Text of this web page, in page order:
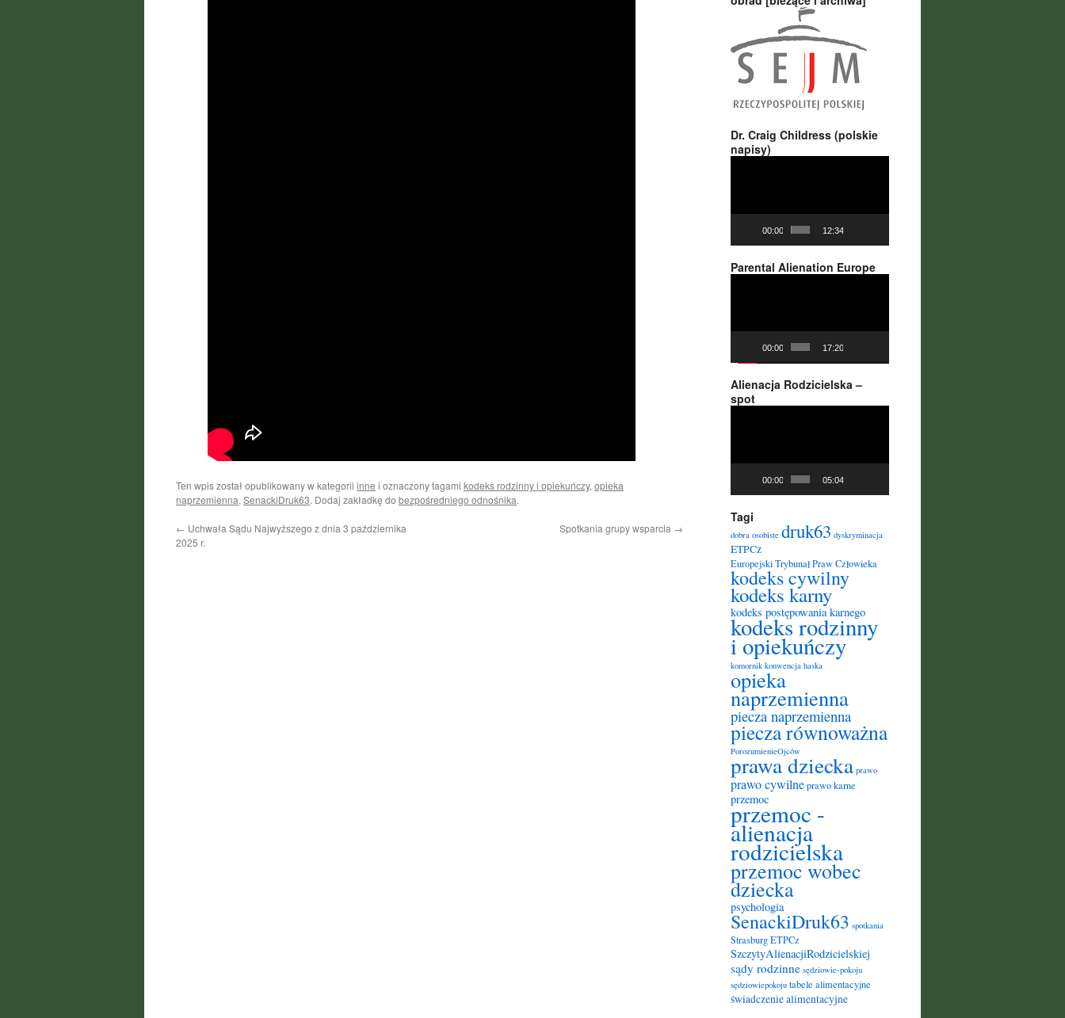
Ten wpis został opublikowany w kategorii inne i oznaczony tagami kodeks rodzinny i opiekuńczy, opieka
naprzemienna, SenackiDruk63. Dodaj zakładkę do bezpośredniego odnośnika.
← Uchwała Sądu Najwyższego z dnia 3 października
2025 r.
Spotkania grupy wsparcia →
Dr. Craig Childress (polskie
napisy)
00:00 12:34
Parental Alienation Europe
00:00 17:20
Alienacja Rodzicielska –
spot
00:00 05:04
Tagi
dobra osobiste druk63 dyskryminacja
ETPCz
Europejski Trybunał Praw Człowieka
kodeks cywilny
kodeks karny
kodeks postępowania karnego
kodeks rodzinny
i opiekuńczy
komornik konwencja haska
opieka
naprzemienna
piecza naprzemienna
piecza równoważna
PorozumienieOjców
prawa dziecka prawo
prawo cywilneprawo karne
przemoc
przemoc -
alienacja
rodzicielska
przemoc wobec
dziecka
psychologia
SenackiDruk63 spotkania
Strasburg ETPCz
SzczytyAlienacjiRodzicielskiej
sądy rodzinne sędziowie-pokoju
sędziowiepokoju tabele alimentacyjne
świadczenie alimentacyjne